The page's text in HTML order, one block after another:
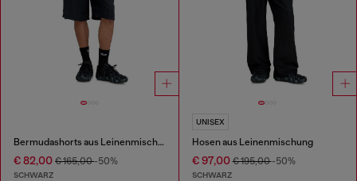
Bermudashorts aus Leinenmischung mit Garment-Dye-Färbung
€ 82,00 € 165,00-50%
SCHWARZ
UNISEX
Hosen aus Leinenmischung
€ 97,00€ 195,00-50%
SCHWARZ